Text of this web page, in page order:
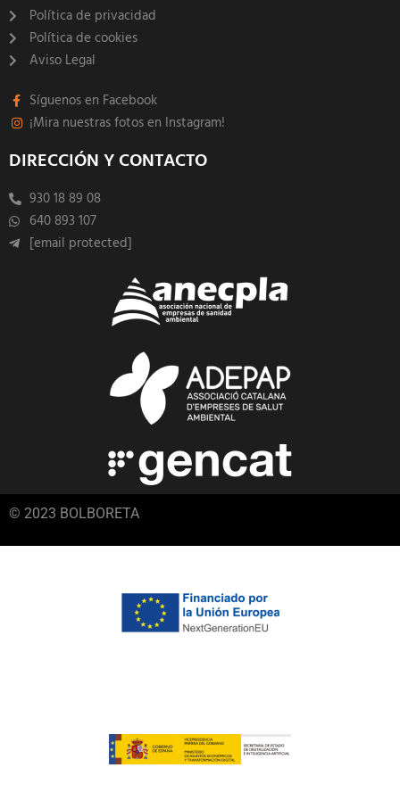
Política de privacidad
Política de cookies
Aviso Legal
Síguenos en Facebook
¡Mira nuestras fotos en Instagram!
DIRECCIÓN Y CONTACTO
930 18 89 08
640 893 107
[email protected]
© 2023 BOLBORETA